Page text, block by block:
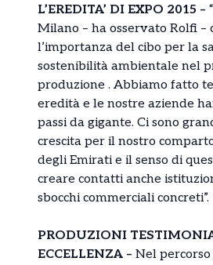
L’EREDITA’ DI EXPO 2015 –
Milano – ha osservato Rolfi –
l’importanza del cibo per la
sostenibilità ambientale nel
produzione . Abbiamo fatto
eredità e le nostre aziende
passi da gigante. Ci sono
crescita per il nostro
degli Emirati e il senso di
creare contatti anche
sbocchi commerciali concreti”.
PRODUZIONI
ECCELLENZA – Nel